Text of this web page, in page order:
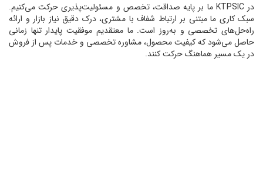
درKTPSIC ما بر پایه صداقت، تخصص و مسئولیت‌پذیری حرکت می‌کنیم.
سبک کاری ما مبتنی بر ارتباط شفاف با مشتری، درک دقیق نیاز بازار و ارائه
راه‌حل‌های تخصصی و به‌روز است. ما معتقدیم موفقیت پایدار تنها زمانی
حاصل می‌شود که کیفیت محصول، مشاوره تخصصی و خدمات پس از فروش
در یک مسیر هماهنگ حرکت کنند.